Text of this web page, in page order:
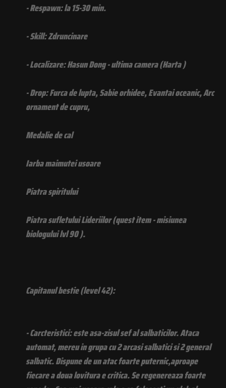
- Respawn: la 15-30 min.
- Skill: Zdruncinare
- Localizare: Hasun Dong - ultima camera (Harta )
- Drop: Furca de lupta, Sabie orhidee, Evantai oceanic, Arc
ornament de cupru,
Medalie de cal
Iarba maimutei usoare
Piatra spiritului
Piatra sufletului Lideriilor (quest item - misiunea
biologului lvl 90 ).
Capitanul bestie (level 42):
- Carcteristici: este asa-zisul sef al salbaticilor. Ataca
automat, mereu in grupa cu 2 arcasi salbatici si 2 general
salbatic. Dispune de un atac foarte puternic,aproape
fiecare a doua lovitura e critica. Se regenereaza foarte